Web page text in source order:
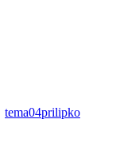
tema04prilipko